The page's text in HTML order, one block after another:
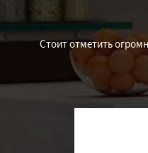
Стоит отметить